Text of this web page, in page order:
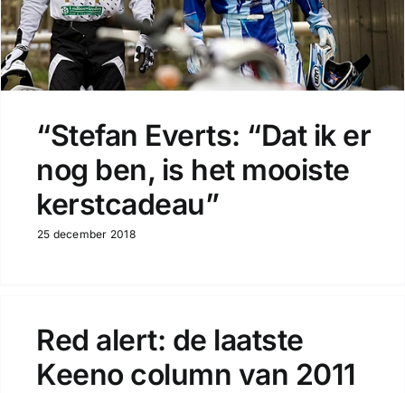
“Stefan Everts: “Dat ik er
nog ben, is het mooiste
kerstcadeau”
25 december 2018
Red alert: de laatste
Keeno column van 2011